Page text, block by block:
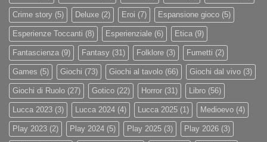
Crime story (5) Deluxe (2) Eroi (7) Espansione gioco (5)
Esperienze Toccanti (8) Esperienziale (6) Etica (9)
Fantascienza (9) Fantasy (31) Folklore (3) Fumetti (2)
Games (5) Giochi (73) Giochi al tavolo (66) Giochi dal vivo (3)
Giochi di Ruolo (27) Gotico (22) Horror (31) Libro (56)
Lucca 2023 (3) Lucca 2024 (4) Lucca 2025 (1) Medioevo (4)
Play 2023 (2) Play 2024 (5) Play 2025 (3) Play 2026 (3)